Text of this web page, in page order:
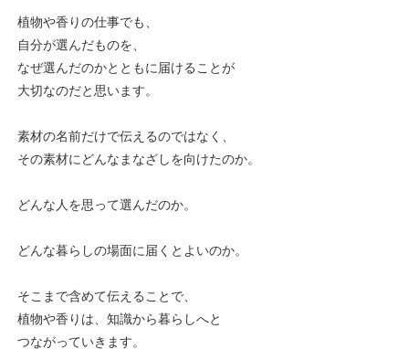
植物や香りの仕事でも、
自分が選んだものを、
なぜ選んだのかとともに届けることが
大切なのだと思います。
素材の名前だけで伝えるのではなく、
その素材にどんなまなざしを向けたのか。
どんな人を思って選んだのか。
どんな暮らしの場面に届くとよいのか。
そこまで含めて伝えることで、
植物や香りは、知識から暮らしへと
つながっていきます。